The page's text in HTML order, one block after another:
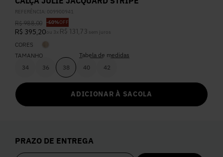
REFERÊNCIA: 009900941
R$ 988,00 -60%OFF
R$ 395,20 ou 3 x R$ 131 73 sem juros
CORES
TAMANHO
34
36 38 40 42
Tabela de medidas
ADICIONAR À SACOLA
PRAZO DE ENTREGA
1 º Vestido
2
Jeans
4º Blusa
5º Calça